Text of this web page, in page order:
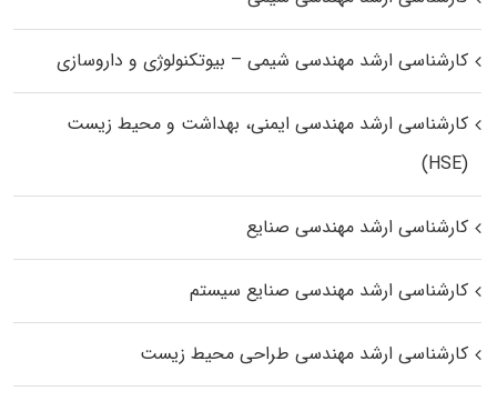
کارشناسی ارشد مهندسی شیمی – بیوتکنولوژی و داروسازی
کارشناسی ارشد مهندسی ایمنی، بهداشت و محیط زیست
(HSE)
کارشناسی ارشد مهندسی صنایع
کارشناسی ارشد مهندسی صنایع سیستم
کارشناسی ارشد مهندسی طراحی محیط زیست